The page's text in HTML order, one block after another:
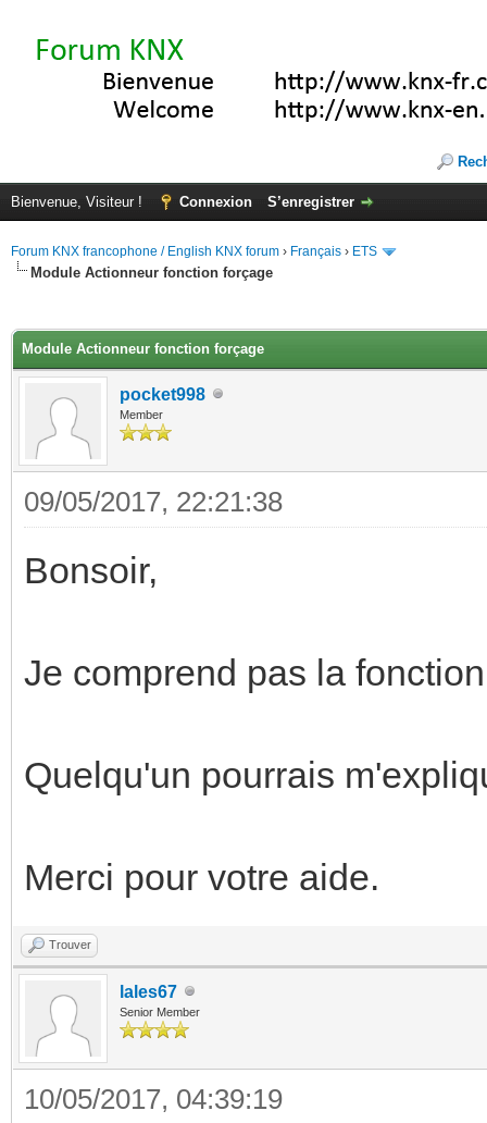
Bienvenue, Visiteur ! Connexion S’enregistrer
Forum KNX francophone / English KNX forum › Français › ETS
Module Actionneur fonction forçage
Module Actionneur fonction forçage
pocket998
Member
09/05/2017, 22:21:38
Bonsoir,
Je comprend pas la
Quelqu'un pourrais
Merci pour votre aide.
Trouver
lales67
Senior Member
10/05/2017, 04:39:19